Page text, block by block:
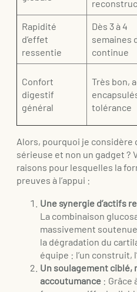
Rapidité
d’effet
ressentie
Dès 3 à 4
semaines
continue
Confort
digestif
général
Très bon,
tolérance
Alors, pourquoi je considère
sérieuse et non un gadget ?
raisons pour lesquelles la
preuves à l’appui :
Une synergie d’actifs
La combinaison
massivement
la dégradation du
équipe : l’un construit,
Un soulagement ciblé,
accoutumance : Grâce